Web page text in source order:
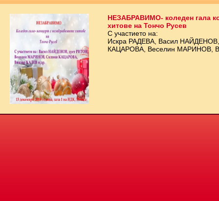
НЕЗАБРАВИМО- коледен гала
хитове на Тончо Русев
С участието на:
Искра РАДЕВА, Васил
КАЦАРОВА, Веселин МАРИНОВ,